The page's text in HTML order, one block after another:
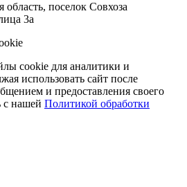
поселок Совхоза
3а
cookie для аналитики и
использовать сайт после
и предоставления своего
с нашей Политикой обработки